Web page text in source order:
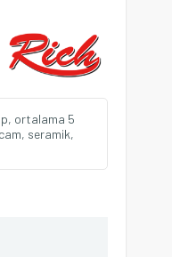
ortalama 5
seramik,